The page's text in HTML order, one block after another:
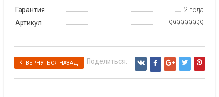
Гарантия
2 года
Артикул
999999999
ВЕРНУТЬСЯ НАЗАД Поделиться: